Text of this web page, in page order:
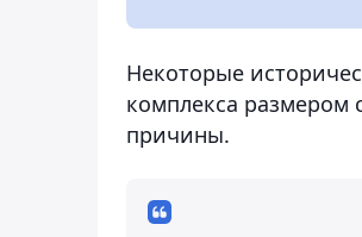
Некоторые
комплекса размером
причины.